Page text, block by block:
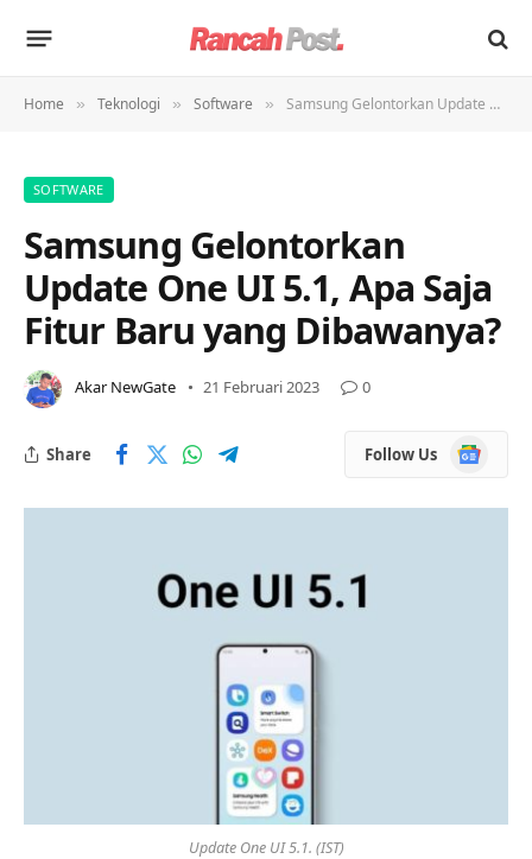
Home » Teknologi » Software » Samsung Gelontorkan Update One UI 5.1, Apa Saja Fitur Baru yang Dibawanya?
SOFTWARE
Samsung Gelontorkan
Update One UI 5.1, Apa Saja
Fitur Baru yang Dibawanya?
Akar NewGate 21 Februari 2023 0
Share Follow Us
Google
News
Update One UI 5.1. (IST)